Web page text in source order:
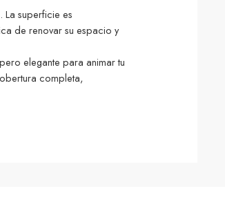
superficie es
de renovar su espacio y
elegante para animar tu
completa,